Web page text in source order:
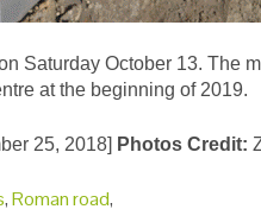
Saturday October 13. The
at the beginning of 2019.
25, 2018] Photos Credit:
,Roman road,